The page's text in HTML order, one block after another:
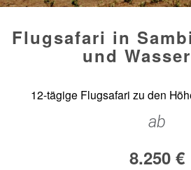
Flugsafari in
und
12-tägige Flugsafari zu den
ab
8.250 €